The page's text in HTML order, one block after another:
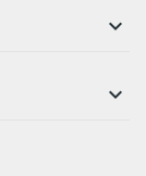

